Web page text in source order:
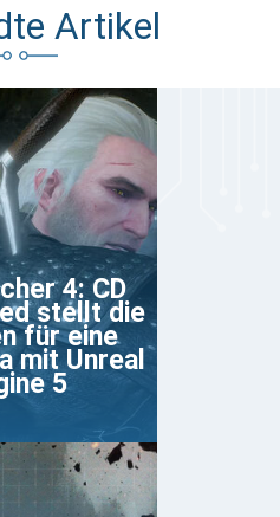
Artikel
4: CD
stellt die
für eine
mit Unreal
5